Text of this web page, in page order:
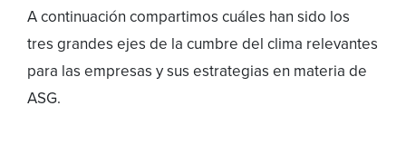
A continuación compartimos cuáles han sido los
tres grandes ejes de la cumbre del clima relevantes
para las empresas y sus estrategias en materia de
ASG.